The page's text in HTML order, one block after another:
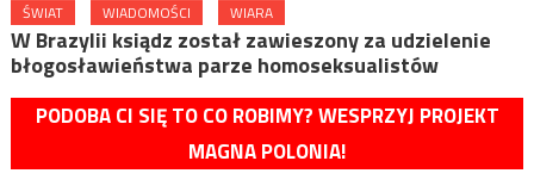
ŚWIAT WIADOMOŚCI WIARA
W Brazylii ksiądz został zawieszony za udzielenie
błogosławieństwa parze homoseksualistów
PODOBA CI SIĘ TO CO ROBIMY? WESPRZYJ PROJEKT
MAGNA POLONIA!